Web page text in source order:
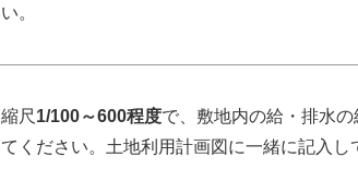
い。
縮尺 1/100～600程度で、敷地内の給・排水
てください。土地利用計画図に一緒に記入し